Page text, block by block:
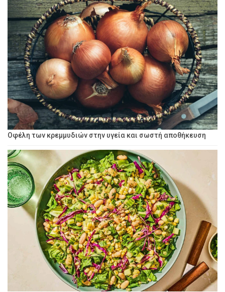
Οφέλη των κρεμμυδιών στην υγεία και σωστή αποθήκευση